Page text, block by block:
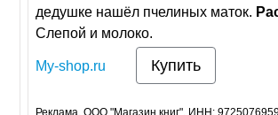
дедушке нашёл пчелиных маток.
Слепой и молоко.
My-shop.ru Купить